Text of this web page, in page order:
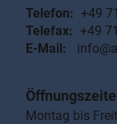
Telefon: +49
Telefax: +49
E-Mail:
Montag bis